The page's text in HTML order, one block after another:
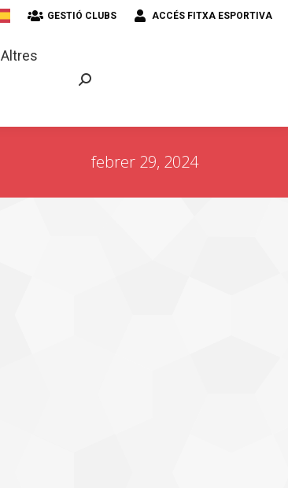
GESTIÓ CLUBS ACCÉS FITXA ESPORTIVA
Altres
febrer 29, 2024
Altres